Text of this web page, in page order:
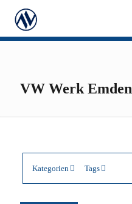
VW Werk Emden
Kategorien Tags